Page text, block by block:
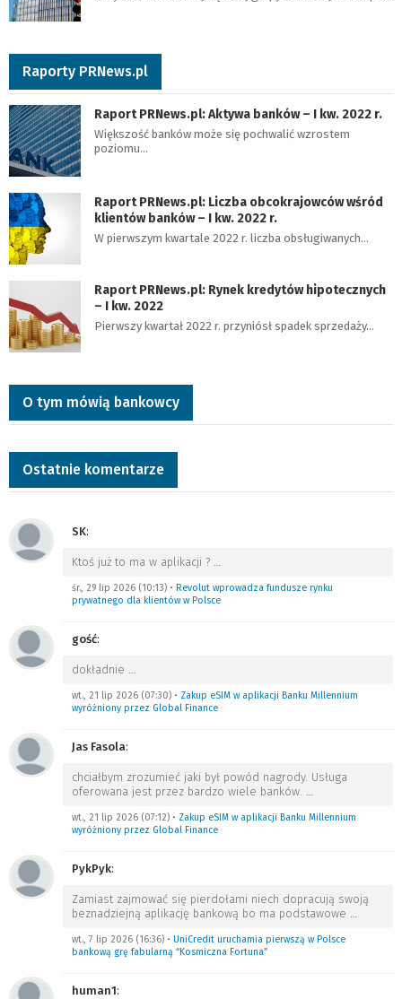
Raporty PRNews.pl
Raport PRNews.pl: Aktywa banków – I kw. 2022 r.
Większość banków może się pochwalić wzrostem
poziomu…
Raport PRNews.pl: Liczba obcokrajowców wśród
klientów banków – I kw. 2022 r.
W pierwszym kwartale 2022 r. liczba obsługiwanych…
Raport PRNews.pl: Rynek kredytów hipotecznych
– I kw. 2022
Pierwszy kwartał 2022 r. przyniósł spadek sprzedaży…
O tym mówią bankowcy
Ostatnie komentarze
SK:
Ktoś już to ma w aplikacji ? …
śr., 29 lip 2026 (10:13) • Revolut wprowadza fundusze rynku
prywatnego dla klientów w Polsce
gość:
dokładnie …
wt., 21 lip 2026 (07:30) • Zakup eSIM w aplikacji Banku Millennium
wyróżniony przez Global Finance
Jas Fasola:
chciałbym zrozumieć jaki był powód nagrody. Usługa
oferowana jest przez bardzo wiele banków. …
wt., 21 lip 2026 (07:12) • Zakup eSIM w aplikacji Banku Millennium
wyróżniony przez Global Finance
PykPyk:
Zamiast zajmować się pierdołami niech dopracują swoją
beznadziejną aplikację bankową bo ma podstawowe …
wt., 7 lip 2026 (16:36) • UniCredit uruchamia pierwszą w Polsce
bankową grę fabularną “Kosmiczna Fortuna”
human1: